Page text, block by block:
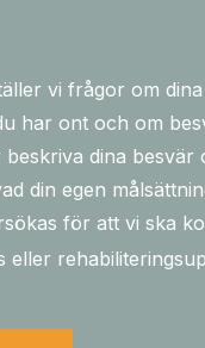
vi frågor om
har ont och om
dina besvär
din egen
för att vi ska
eller